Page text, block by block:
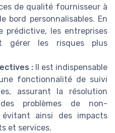
de qualité fournisseur à
bord personnalisables. En
prédictive, les entreprises
gérer les risques plus
: Il est indispensable
fonctionnalité de suivi
assurant la résolution
problèmes de non-
ainsi des impacts
et services.